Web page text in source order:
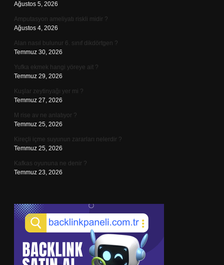
Ağustos 5, 2026
Amputasyon ameliyatı riskli midir ?
Ağustos 4, 2026
Alan nasıl bulunur 6. sınıf dikdörtgen ?
Temmuz 30, 2026
Yufka ekmek hangi yöreye ait ?
Temmuz 29, 2026
Kuşlar zeytinyağı yer mi ?
Temmuz 27, 2026
M rise av ne anlatıyor ?
Temmuz 25, 2026
Kireçli içme suyunun zararları nelerdir ?
Temmuz 25, 2026
Kafkas oyununa ne denir ?
Temmuz 23, 2026